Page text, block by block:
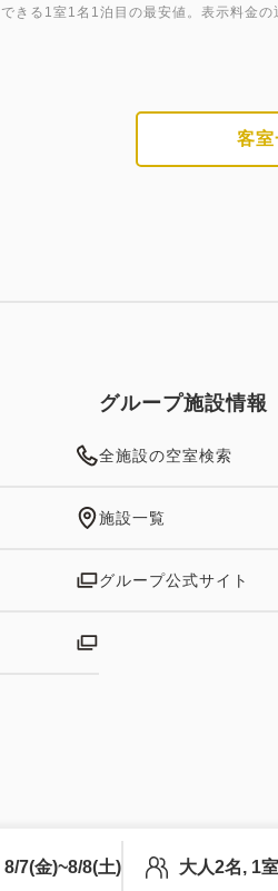
8/7(金)~8/8(土) 大人2名, 1室
きる1室1名1泊目の最安値。表示料金の
客室
グループ施設情報
全施設の空室検索
施設一覧
グループ公式サイト
Copyright © ORIX Hotel